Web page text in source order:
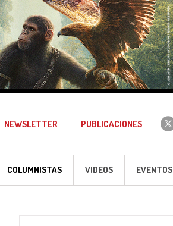
NEWSLETTER PUBLICACIONES
COLUMNISTAS VIDEOS EVENTOS